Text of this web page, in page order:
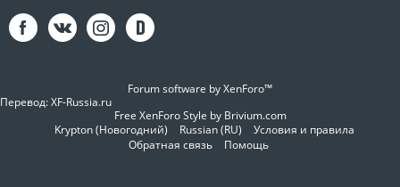
Forum software by XenForo™
Перевод:XF-Russia.ru
Free XenForo Style by Brivium.com
Krypton (Новогодний)
Russian (RU)
Условия и правила
Обратная связь
Помощь